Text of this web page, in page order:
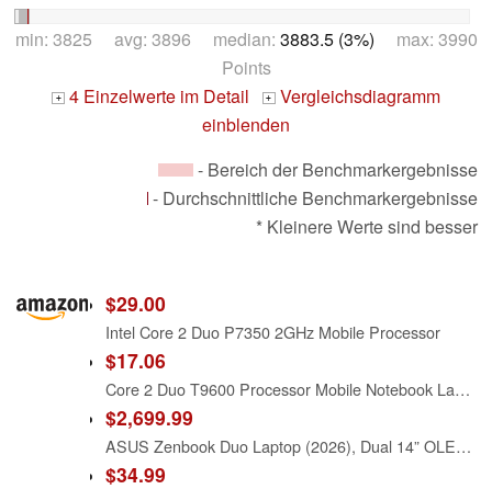
min: 3825 avg: 3896 median: 3883.5 (3%) max: 3990
Points
+ 4 Einzelwerte im Detail + Vergleichsdiagramm
einblenden
- Bereich der Benchmarkergebnisse
- Durchschnittliche Benchmarkergebnisse
* Kleinere Werte sind besser
$29.00
Intel Core 2 Duo P7350 2GHz Mobile Processor
$17.06
Core 2 Duo T9600 Processor Mobile Notebook Laptop CPU Slg9F Slb47 Socket Pga478 Dual-Core 35W 2.8Ghz 6Mb Cache
$2,699.99
ASUS Zenbook Duo Laptop (2026), Dual 14” OLED 3K 144Hz Touch Display, Intel Core Ultra X9 388H, Intel Arc Graphics, 32GB RAM, 1TB SSD, Sleeve and Stylus Included, WiFi 7, Windows 11, Moher Gray
$34.99